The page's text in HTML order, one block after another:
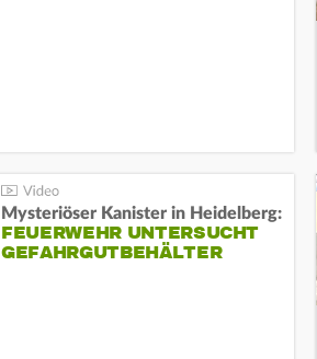
Mysteriöser Kanister in Heidelberg:
FEUERWEHR UNTERSUCHT
GEFAHRGUTBEHÄLTER